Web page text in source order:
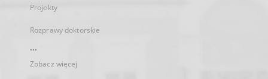
Projekty
Rozprawy doktorskie
...
Zobacz więcej